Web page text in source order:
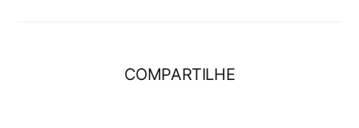
COMPARTILHE